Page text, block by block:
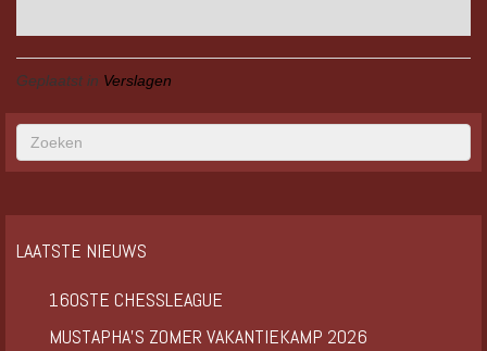
Geplaatst in Verslagen
LAATSTE NIEUWS
160STE CHESSLEAGUE
MUSTAPHA’S ZOMER VAKANTIEKAMP 2026